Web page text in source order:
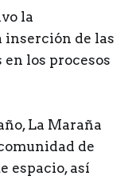
la
inserción de las
los procesos
La Maraña
de
espacio, así